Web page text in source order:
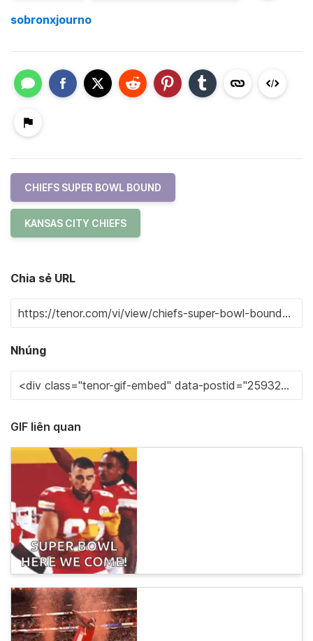
sobronxjourno
CHIEFS SUPER BOWL BOUND
KANSAS CITY CHIEFS
Chia sẻ URL
Nhúng
GIF liên quan